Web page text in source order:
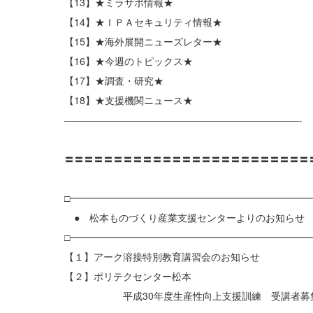
【14】★ＩＰＡセキュリティ情報★
【15】★海外展開ニューズレター★
【16】★今週のトピックス★
【17】★調査・研究★
【18】★支援機関ニュース★
————————————————————————-
〓〓〓〓〓〓〓〓〓〓〓〓〓〓〓〓〓〓〓〓〓〓〓〓
● 松本ものづくり産業支援センターよりのお知らせ
【１】アーク溶接特別教育講習会のお知らせ
【２】ポリテクセンター松本
平成30年度生産性向上支援訓練 受講者募集